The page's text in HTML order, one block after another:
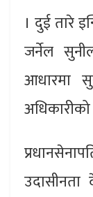
। दुई तारे
जर्नेल
आधारमा
अधिकारीको